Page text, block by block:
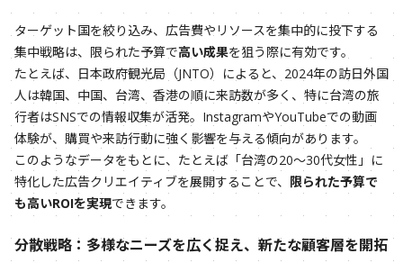
ターゲット国を絞り込み、広告費やリソースを集中的に投下する
集中戦略は、限られた予算で高い成果を狙う際に有効です。
たとえば、日本政府観光局（JNTO）によると、2024年の訪日外国
人は韓国、中国、台湾、香港の順に来訪数が多く、特に台湾の旅
行者はSNSでの情報収集が活発。InstagramやYouTubeでの動画
体験が、購買や来訪行動に強く影響を与える傾向があります。
このようなデータをもとに、たとえば「台湾の20〜30代女性」に
特化した広告クリエイティブを展開することで、 限られた予算で
も高いROIを実現できます。
分散戦略：多様なニーズを広く捉え、新たな顧客層を開拓